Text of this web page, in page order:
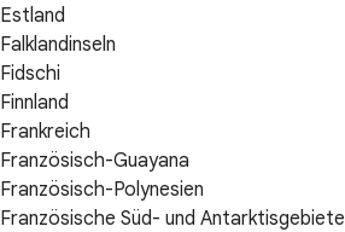
Estland
Falklandinseln
Fidschi
Finnland
Frankreich
Französisch-Guayana
Französisch-Polynesien
Französische Süd- und Antarktisgebiete